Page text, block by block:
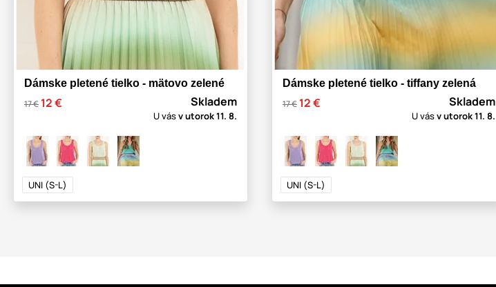
Dámske pletené tielko - mätovo zelené
17 € 12 € Skladem
U vásv utorok11. 8.
UNI (S-L)
Dámske pletené tielko - tiffany zelená
17 € 12 € Skladem
U vásv utorok11. 8.
UNI (S-L)